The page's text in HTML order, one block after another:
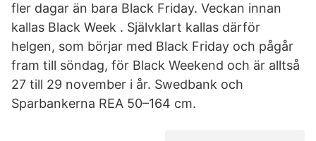
fler dagar än bara Black Friday. Veckan innan
kallas Black Week . Självklart kallas därför
helgen, som börjar med Black Friday och pågår
fram till söndag, för Black Weekend och är alltså
27 till 29 november i år. Swedbank och
Sparbankerna REA 50–164 cm.